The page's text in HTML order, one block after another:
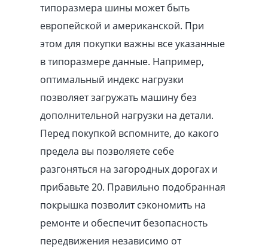
типоразмера шины может быть
европейской и американской. При
этом для покупки важны все указанные
в типоразмере данные. Например,
оптимальный индекс нагрузки
позволяет загружать машину без
дополнительной нагрузки на детали.
Перед покупкой вспомните, до какого
предела вы позволяете себе
разгоняться на загородных дорогах и
прибавьте 20. Правильно подобранная
покрышка позволит сэкономить на
ремонте и обеспечит безопасность
передвижения независимо от